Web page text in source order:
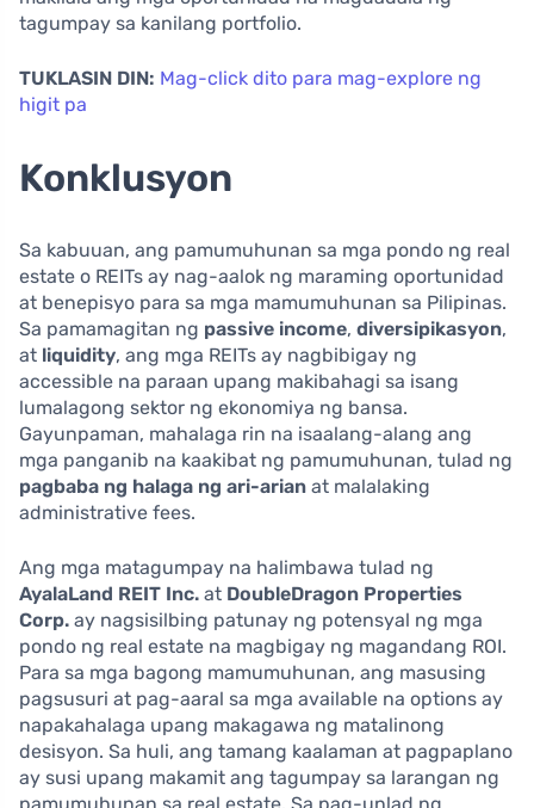
tagumpay sa kanilang portfolio.
TUKLASIN DIN: Mag-click dito para mag-explore ng
higit pa
Konklusyon
Sa kabuuan, ang pamumuhunan sa mga pondo ng real
estate o REITs ay nag-aalok ng maraming oportunidad
at benepisyo para sa mga mamumuhunan sa Pilipinas.
Sa pamamagitan ng passive income, diversipikasyon,
at liquidity, ang mga REITs ay nagbibigay ng
accessible na paraan upang makibahagi sa isang
lumalagong sektor ng ekonomiya ng bansa.
Gayunpaman, mahalaga rin na isaalang-alang ang
mga panganib na kaakibat ng pamumuhunan, tulad ng
pagbaba ng halaga ng ari-arian at malalaking
administrative fees.
Ang mga matagumpay na halimbawa tulad ng
AyalaLand REIT Inc. at DoubleDragon Properties
Corp. ay nagsisilbing patunay ng potensyal ng mga
pondo ng real estate na magbigay ng magandang ROI.
Para sa mga bagong mamumuhunan, ang masusing
pagsusuri at pag-aaral sa mga available na options ay
napakahalaga upang makagawa ng matalinong
desisyon. Sa huli, ang tamang kaalaman at pagpaplano
ay susi upang makamit ang tagumpay sa larangan ng
pamumuhunan sa real estate. Sa pag-unlad ng